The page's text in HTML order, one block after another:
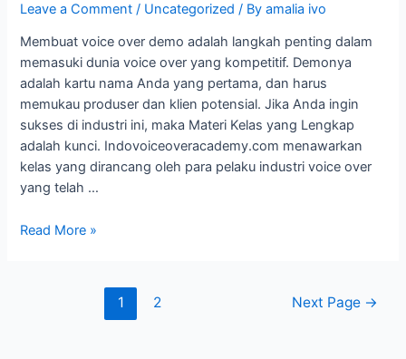
Leave a Comment / Uncategorized / Byamalia ivo
Membuat voice over demo adalah langkah penting dalam
memasuki dunia voice over yang kompetitif. Demonya
adalah kartu nama Anda yang pertama, dan harus
memukau produser dan klien potensial. Jika Anda ingin
sukses di industri ini, maka Materi Kelas yang Lengkap
adalah kunci. Indovoiceoveracademy.com menawarkan
kelas yang dirancang oleh para pelaku industri voice over
yang telah …
Anda
Read More »
1 2 Next Page →